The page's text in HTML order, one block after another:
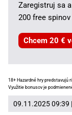
Zaregistruj sa
200 free
Chcem 20 €
18+ Hazardné hry predstavujú
Využitie bonusov je
09.11.2025 09:39